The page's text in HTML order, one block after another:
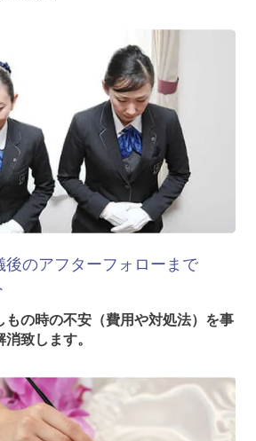
後のアフターフォローまで
もの時の不安（費用や対処法）を事
致します。